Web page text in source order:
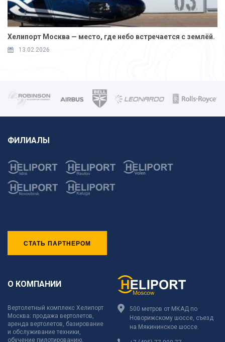
Хелипорт Москва — место, где небо встречается с землёй.
13.02.2026
ФИЛИАЛЫ
СТАТЬ ПАРТНЕРОМ
О КОМПАНИИ
Вертолетный комплекс Хелипорт
Москва: продажа вертолетов,
аренда вертолетов, базирование
и обслуживание техники,
обучение пилотированию,
500 метров от МКАД по
Новорижскому шоссе, съезд
на Мякининское шоссе.